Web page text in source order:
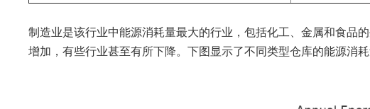
制造业是该行业中能源消耗量最大的行业，包括化工、金属和食品
增加，有些行业甚至有所下降。下图显示了不同类型仓库的能源消耗